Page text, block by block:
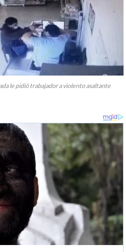
le pidió trabajador a violento asaltante